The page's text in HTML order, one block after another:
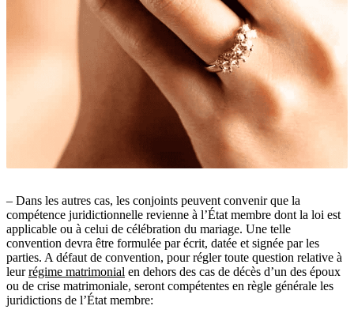
– Dans les autres cas, les conjoints peuvent convenir que la
compétence juridictionnelle revienne à l’État membre dont la loi est
applicable ou à celui de célébration du mariage. Une telle
convention devra être formulée par écrit, datée et signée par les
parties. A défaut de convention, pour régler toute question relative à
leurrégime matrimonial en dehors des cas de décès d’un des époux
ou de crise matrimoniale, seront compétentes en règle générale les
juridictions de l’État membre: